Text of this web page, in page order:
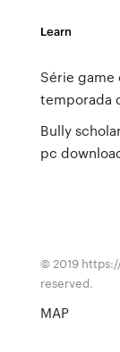
Learn
Série game
temporada
Bully
pc
© 2019
reserved.
MAP